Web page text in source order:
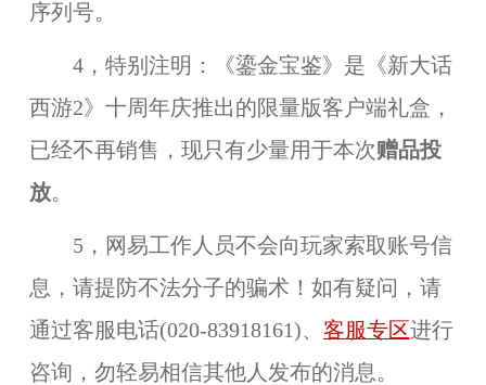
序列号。
4，特别注明：《鎏金宝鉴》是《新大话
西游2》十周年庆推出的限量版客户端礼盒，
已经不再销售，现只有少量用于本次赠品投
放。
5，网易工作人员不会向玩家索取账号信
息，请提防不法分子的骗术！如有疑问，请
通过客服电话(020-83918161)、 客服专区进行
咨询，勿轻易相信其他人发布的消息。